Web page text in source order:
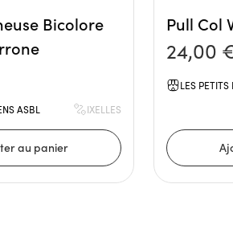
Bicolore
ASBL IXELLES
Pull Col
24,00
LES PETITS